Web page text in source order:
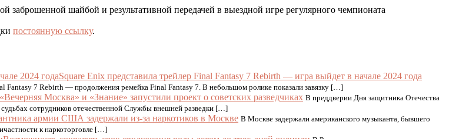
шайбой и результативной передачей в выездной игре регулярного чемпионата
постоянную ссылку.
Square Enix представила трейлер Final Fantasy 7 Rebirth — игра выйдет в начале 2024 года
Fantasy 7 Rebirth — продолжения ремейка Final Fantasy 7. В небольшом ролике показали завязку […]
«Вечерняя Москва» и «Знание» запустили проект о советских разведчиках В преддверии Дня защитника Отечества
сотрудников отечественной Службы внешней разведки […]
армии США задержали из-за наркотиков в Москве В Москве задержали американского музыканта, бывшего
к наркоторговле […]